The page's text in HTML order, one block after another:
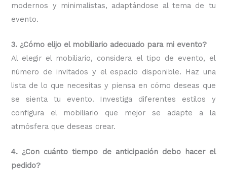
modernos y minimalistas, adaptándose al tema de tu
evento.
3. ¿Cómo elijo el mobiliario adecuado para mi evento?
Al elegir el mobiliario, considera el tipo de evento, el
número de invitados y el espacio disponible. Haz una
lista de lo que necesitas y piensa en cómo deseas que
se sienta tu evento. Investiga diferentes estilos y
configura el mobiliario que mejor se adapte a la
atmósfera que deseas crear.
4. ¿Con cuánto tiempo de anticipación debo hacer el
pedido?